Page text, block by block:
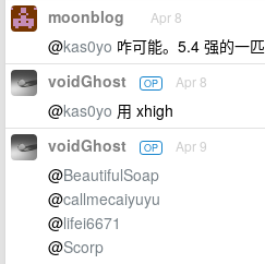
moonblog Apr 8
@kas0yo 咋可能。5.4 强的一匹
voidGhost OP Apr 8
@kas0yo 用 xhigh
voidGhost OP Apr 9
@BeautifulSoap
@callmecaiyuyu
@lifei6671
@Scorp